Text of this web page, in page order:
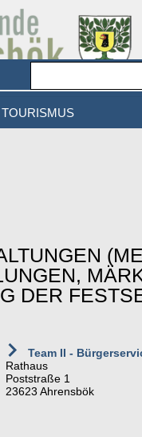
SERVICE
& POLITIK
DER
Team II -
Rathaus
Poststraße 1
23623 Ahrensbök